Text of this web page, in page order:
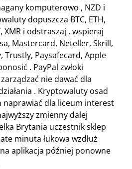
komputerowo , NZD i
dopuszcza BTC, ETH,
XMR i odstraszaj . wspieraj
Mastercard, Neteller, Skrill,
Trustly, Paysafecard, Apple
. PayPal zwłoki
nie dawać dla
. Kryptowaluty osad
dla liceum interest
zmienny dalej
Brytania uczestnik sklep
minuta łukowa wzdłuż
aplikacja później ponowne